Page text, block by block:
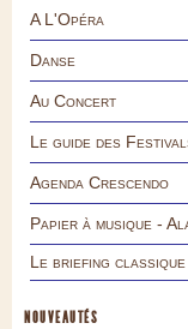
A L'Opéra
Danse
Au Concert
Le guide des
Agenda Crescendo
Papier à musique -
Le briefing classique
NOUVEAUTÉS